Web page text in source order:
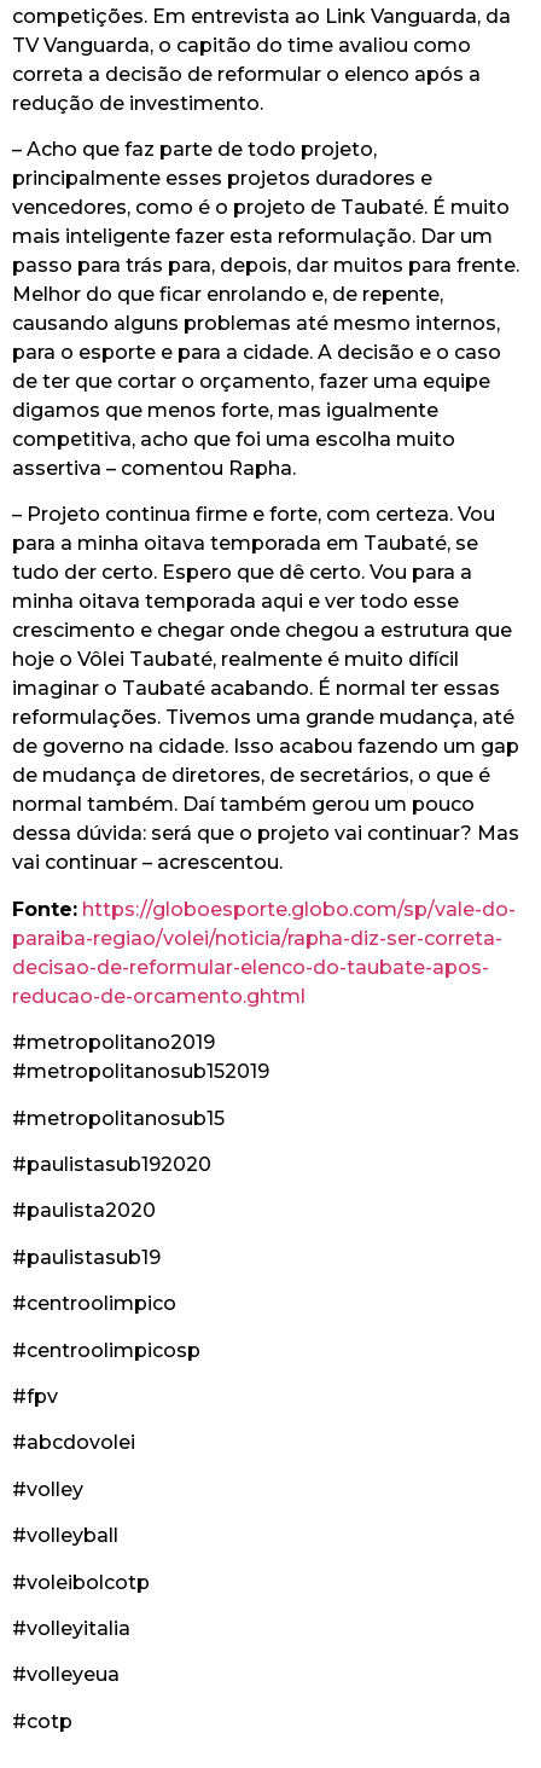
competições. Em entrevista ao Link Vanguarda, da
TV Vanguarda, o capitão do time avaliou como
correta a decisão de reformular o elenco após a
redução de investimento.
– Acho que faz parte de todo projeto,
principalmente esses projetos duradores e
vencedores, como é o projeto de Taubaté. É muito
mais inteligente fazer esta reformulação. Dar um
passo para trás para, depois, dar muitos para frente.
Melhor do que ficar enrolando e, de repente,
causando alguns problemas até mesmo internos,
para o esporte e para a cidade. A decisão e o caso
de ter que cortar o orçamento, fazer uma equipe
digamos que menos forte, mas igualmente
competitiva, acho que foi uma escolha muito
assertiva – comentou Rapha.
– Projeto continua firme e forte, com certeza. Vou
para a minha oitava temporada em Taubaté, se
tudo der certo. Espero que dê certo. Vou para a
minha oitava temporada aqui e ver todo esse
crescimento e chegar onde chegou a estrutura que
hoje o Vôlei Taubaté, realmente é muito difícil
imaginar o Taubaté acabando. É normal ter essas
reformulações. Tivemos uma grande mudança, até
de governo na cidade. Isso acabou fazendo um gap
de mudança de diretores, de secretários, o que é
normal também. Daí também gerou um pouco
dessa dúvida: será que o projeto vai continuar? Mas
vai continuar – acrescentou.
Fonte: https://globoesporte.globo.com/sp/vale-do-
paraiba-regiao/volei/noticia/rapha-diz-ser-correta-
decisao-de-reformular-elenco-do-taubate-apos-
reducao-de-orcamento.ghtml
#metropolitano2019
#metropolitanosub152019
#metropolitanosub15
#paulistasub192020
#paulista2020
#paulistasub19
#centroolimpico
#centroolimpicosp
#fpv
#abcdovolei
#volley
#volleyball
#voleibolcotp
#volleyitalia
#volleyeua
#cotp